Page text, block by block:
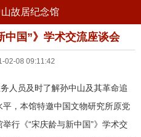
故居纪念馆
中国”》学术交流座谈会
02-08 09:11:42
人员及时了解孙中山及其革命追
，本馆特邀中国文物研究所原党
行《“宋庆龄与新中国”》学术交